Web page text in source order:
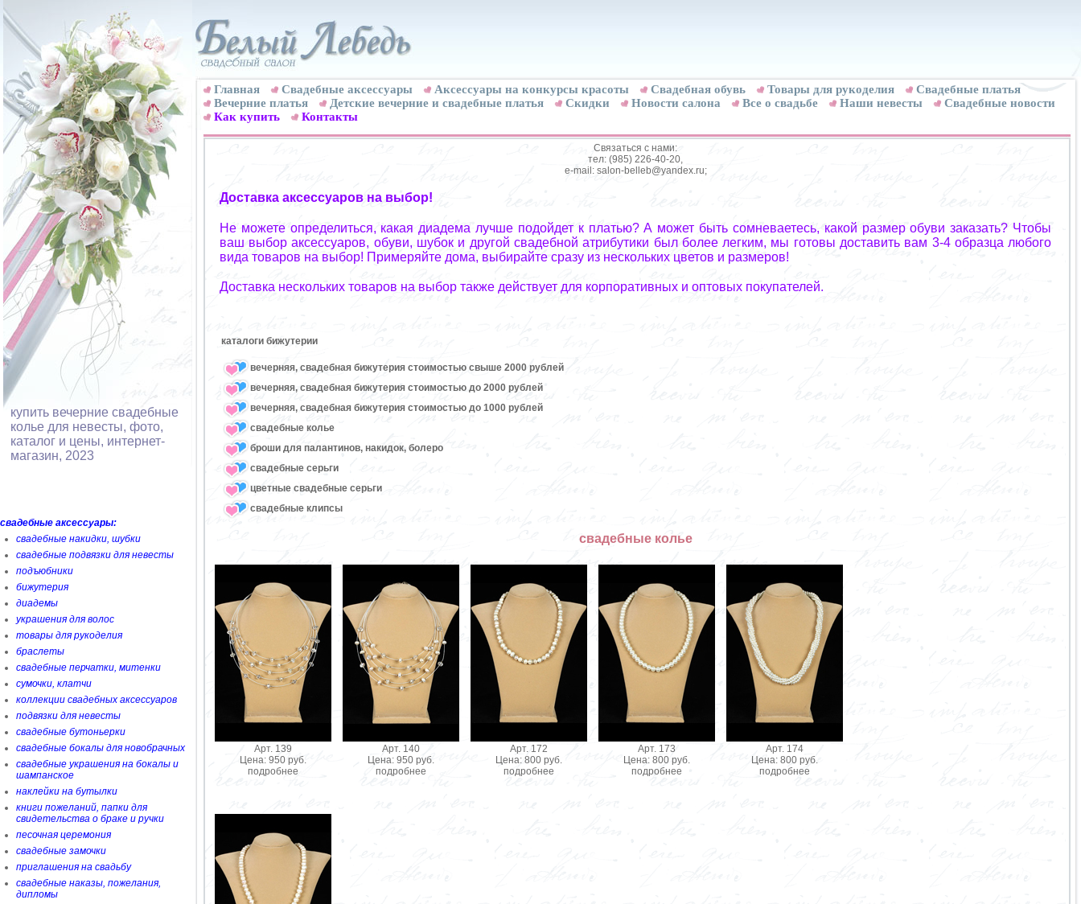
купить вечерние свадебные
колье для невесты, фото,
каталог и цены, интернет-
магазин, 2023
свадебные аксессуары:
свадебные накидки, шубки
свадебные подвязки для невесты
подъюбники
бижутерия
диадемы
украшения для волос
товары для рукоделия
браслеты
свадебные перчатки, митенки
сумочки, клатчи
коллекции свадебных аксессуаров
подвязки для невесты
свадебные бутоньерки
свадебные бокалы для новобрачных
свадебные украшения на бокалы и
шампанское
наклейки на бутылки
книги пожеланий, папки для
свидетельства о браке и ручки
песочная церемония
свадебные замочки
приглашения на свадьбу
свадебные наказы, пожелания,
дипломы
Главная Свадебные аксессуары Аксессуары на конкурсы красоты Свадебная обувь Товары для рукоделия
Cвадебные платья
Вечерние платья
Детские вечерние и свадебные платья Скидки Новости салона Все о свадьбе Наши невесты
Свадебные новости
Как купить
Контакты
Связаться с нами:
тел: (985) 226-40-20,
e-mail: salon-belleb@yandex.ru;
Доставка аксессуаров на выбор!
Не можете определиться, какая диадема лучше подойдет к платью? А может быть сомневаетесь, какой размер обуви заказать? Чтобы
ваш выбор аксессуаров, обуви, шубок и другой свадебной атрибутики был более легким, мы готовы доставить вам 3-4 образца любого
вида товаров на выбор! Примеряйте дома, выбирайте сразу из нескольких цветов и размеров!
Доставка нескольких товаров на выбор также действует для корпоративных и оптовых покупателей.
каталоги бижутерии
вечерняя, свадебная бижутерия стоимостью свыше 2000 рублей
вечерняя, свадебная бижутерия стоимостью до 2000 рублей
вечерняя, свадебная бижутерия стоимостью до 1000 рублей
свадебные колье
броши для палантинов, накидок, болеро
свадебные серьги
цветные свадебные серьги
свадебные клипсы
свадебные колье
Арт. 139
Цена: 950 руб.
подробнее
Арт. 140
Цена: 950 руб.
подробнее
Арт. 172
Цена: 800 руб.
подробнее
Арт. 173
Цена: 800 руб.
подробнее
Арт. 174
Цена: 800 руб.
подробнее